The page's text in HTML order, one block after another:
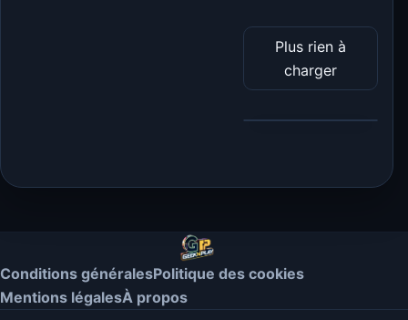
Plus rien à
charger
Conditions généralesPolitique des cookies
Mentions légalesÀ propos